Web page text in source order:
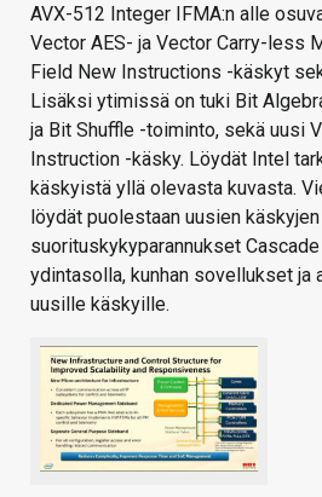
AVX-512 Integer IFMA:n alle
Vector AES- ja Vector Carry-less
Field New Instructions -käskyt
Lisäksi ytimissä on tuki Bit
ja Bit Shuffle -toiminto, sekä uusi
Instruction -käsky. Löydät Intel
käskyistä yllä olevasta kuvasta.
löydät puolestaan uusien
suorituskykyparannukset
ydintasolla, kunhan sovellukset
uusille käskyille.